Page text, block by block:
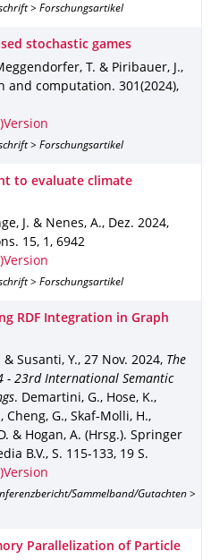
> Forschungsartikel
stochastic games
T. & Piribauer, J.,
and computation. 301(2024),
> Forschungsartikel
to evaluate climate
J. & Nenes, A., Dez. 2024,
. 15, 1 , 6942
> Forschungsartikel
RDF Integration in Graph
Susanti, Y., 27 Nov. 2024, The
- 23rd International Semantic
. Demartini, G., Hose, K.,
Cheng, G., Skaf-Molli, H.,
& Hogan, A. (Hrsg.). Springer
B.V., S. 115-133, 19 S.
Sammelband/Gutachten >
Parallelization of Particle